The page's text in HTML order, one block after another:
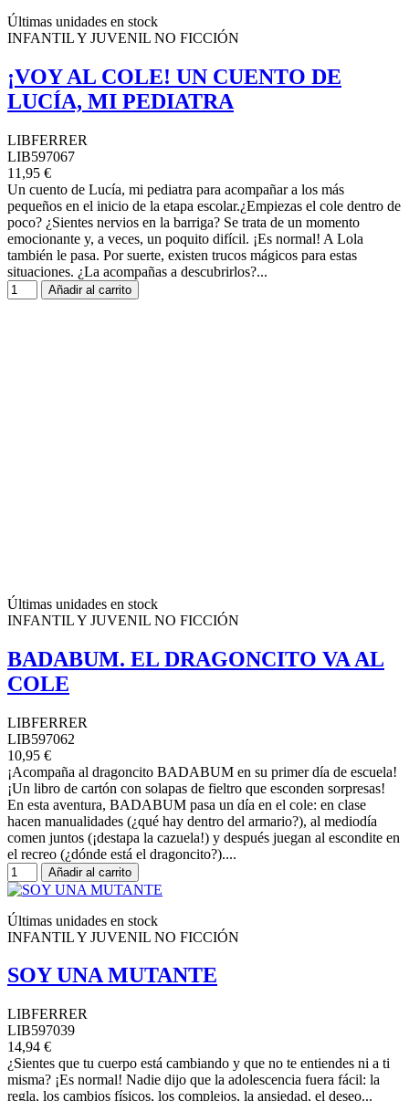
Últimas unidades en stock
INFANTIL Y JUVENIL NO FICCIÓN
¡VOY AL COLE! UN CUENTO DE
LUCÍA, MI PEDIATRA
LIBFERRER
LIB597067
11,95 €
Un cuento de Lucía, mi pediatra para acompañar a los más
pequeños en el inicio de la etapa escolar.¿Empiezas el cole dentro de
poco? ¿Sientes nervios en la barriga? Se trata de un momento
emocionante y, a veces, un poquito difícil. ¡Es normal! A Lola
también le pasa. Por suerte, existen trucos mágicos para estas
situaciones. ¿La acompañas a descubrirlos?...
Añadir al carrito
Últimas unidades en stock
INFANTIL Y JUVENIL NO FICCIÓN
BADABUM. EL DRAGONCITO VA AL
COLE
LIBFERRER
LIB597062
10,95 €
¡Acompaña al dragoncito BADABUM en su primer día de escuela!
¡Un libro de cartón con solapas de fieltro que esconden sorpresas!
En esta aventura, BADABUM pasa un día en el cole: en clase
hacen manualidades (¿qué hay dentro del armario?), al mediodía
comen juntos (¡destapa la cazuela!) y después juegan al escondite en
el recreo (¿dónde está el dragoncito?)....
Añadir al carrito
Últimas unidades en stock
INFANTIL Y JUVENIL NO FICCIÓN
SOY UNA MUTANTE
LIBFERRER
LIB597039
14,94 €
¿Sientes que tu cuerpo está cambiando y que no te entiendes ni a ti
misma? ¡Es normal! Nadie dijo que la adolescencia fuera fácil: la
regla, los cambios físicos, los complejos, la ansiedad, el deseo...